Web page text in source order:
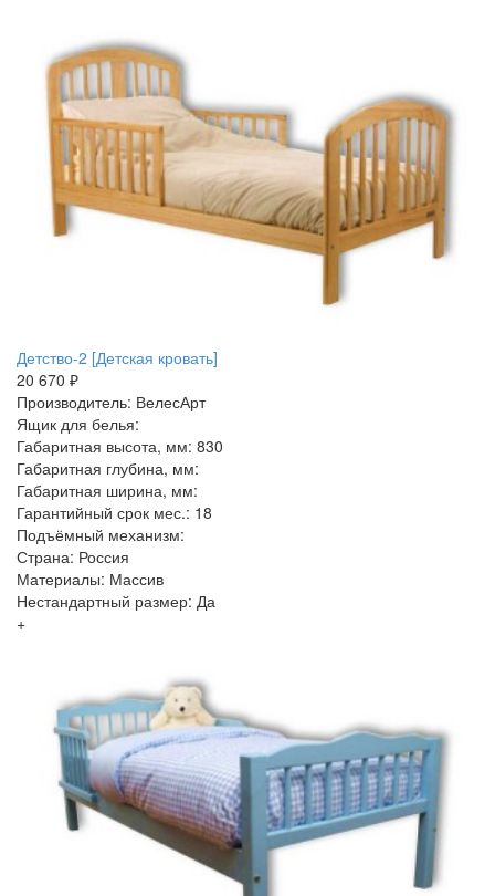
Детство-2 [Детская кровать]
20 670 ₽
Производитель: ВелесАрт
Ящик для белья:
Габаритная высота, мм: 830
Габаритная глубина, мм:
Габаритная ширина, мм:
Гарантийный срок мес.: 18
Подъёмный механизм:
Страна: Россия
Материалы: Массив
Нестандартный размер: Да
+